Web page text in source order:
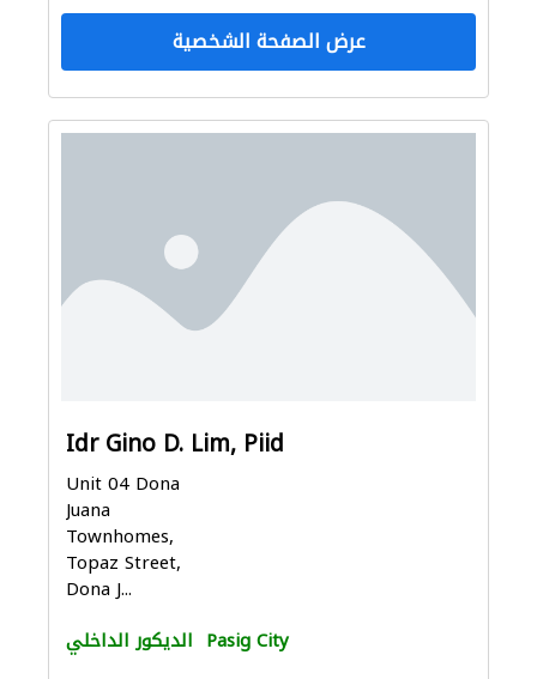
عرض الصفحة الشخصية
Idr Gino D. Lim, Piid
Unit 04 Dona
Juana
Townhomes,
Topaz Street,
Dona J...
الديكور الداخلي Pasig City